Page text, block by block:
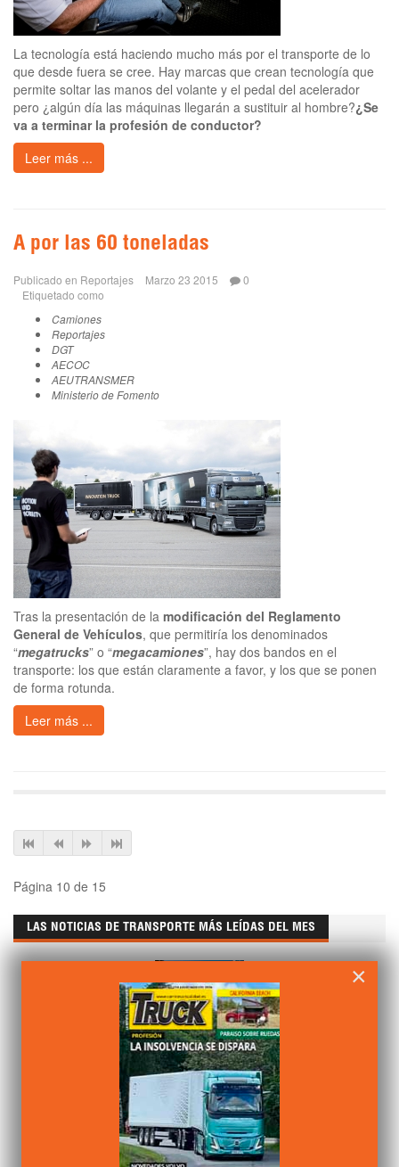
La tecnología está haciendo mucho más por el transporte de lo
que desde fuera se cree. Hay marcas que crean tecnología que
permite soltar las manos del volante y el pedal del acelerador
pero ¿algún día las máquinas llegarán a sustituir al hombre?¿Se
va a terminar la profesión de conductor?
Leer más ...
A por las 60 toneladas
Publicado en Reportajes Marzo 23 2015
0
Etiquetado como
Camiones
Reportajes
DGT
AECOC
AEUTRANSMER
Ministerio de Fomento
Tras la presentación de la modificación del Reglamento
General de Vehículos, que permitiría los denominados
“megatrucks” o “megacamiones”, hay dos bandos en el
transporte: los que están claramente a favor, y los que se ponen
de forma rotunda.
Leer más ...
Página 10 de 15
LAS NOTICIAS DE TRANSPORTE MÁS LEÍDAS DEL MES
ESCRITO PORCAMIÓN ACTUALIDAD
LEGISLACIÓN VISTO 912 VECES
Nuevo convenio del transporte de mercancías de Barcelona
ESCRITO PORCAMIÓN ACTUALIDAD
×